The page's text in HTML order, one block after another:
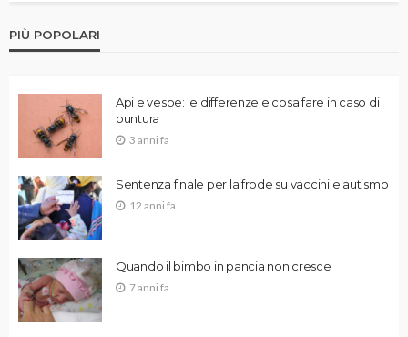
PIÙ POPOLARI
Api e vespe: le differenze e cosa fare in caso di
puntura
3 anni fa
Sentenza finale per la frode su vaccini e autismo
12 anni fa
Quando il bimbo in pancia non cresce
7 anni fa